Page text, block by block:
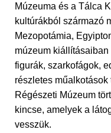
Múzeuma és a Tálca
kultúrákból származó
Mezopotámia,
múzeum
figurák, szarkofágok,
részletes műalkotások
Régészeti Múzeum
kincse, amelyek a
vesszük.